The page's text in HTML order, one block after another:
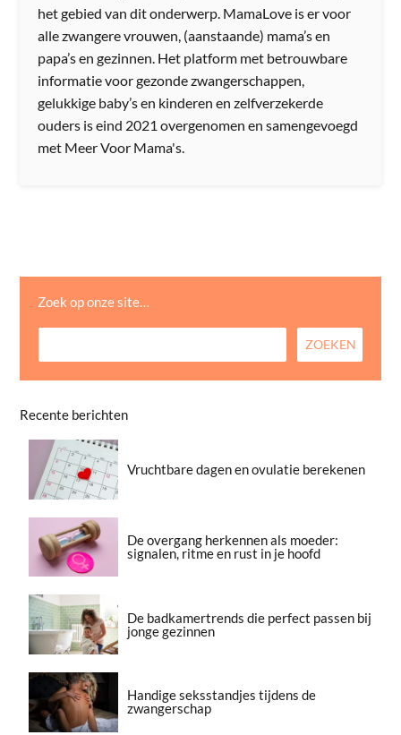
het gebied van dit onderwerp. MamaLove is er voor
alle zwangere vrouwen, (aanstaande) mama’s en
papa’s en gezinnen. Het platform met betrouwbare
informatie voor gezonde zwangerschappen,
gelukkige baby’s en kinderen en zelfverzekerde
ouders is eind 2021 overgenomen en samengevoegd
met Meer Voor Mama's.
Zoek op onze site…
Recente berichten
Vruchtbare dagen en ovulatie berekenen
De overgang herkennen als moeder:
signalen, ritme en rust in je hoofd
De badkamertrends die perfect passen bij
jonge gezinnen
Handige seksstandjes tijdens de
zwangerschap